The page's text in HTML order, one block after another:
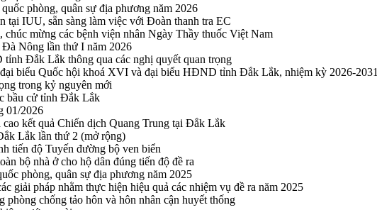
phòng, quân sự địa phương năm 2026
tại IUU, sẵn sàng làm việc với Đoàn thanh tra EC
mừng các bệnh viện nhân Ngày Thầy thuốc Việt Nam
Nông lần thứ I năm 2026
Đắk Lắk thông qua các nghị quyết quan trọng
biểu Quốc hội khoá XVI và đại biểu HĐND tỉnh Đắk Lắk, nhiệm kỳ 2026-2031
trong kỷ nguyên mới
bầu cử tỉnh Đắk Lắk
01/2026
kết quả Chiến dịch Quang Trung tại Đắk Lắk
Lắk lần thứ 2 (mở rộng)
tiến độ Tuyến đường bộ ven biển
bộ nhà ở cho hộ dân đúng tiến độ đề ra
phòng, quân sự địa phương năm 2025
giải pháp nhằm thực hiện hiệu quả các nhiệm vụ đề ra năm 2025
chống tảo hôn và hôn nhân cận huyết thống